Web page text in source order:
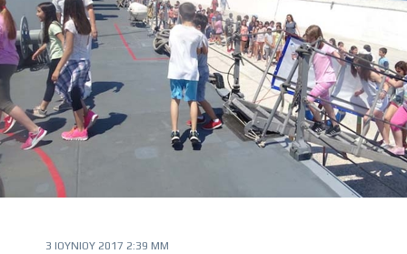
3 ΙΟΥΝΊΟΥ 2017 2:39 ΜΜ